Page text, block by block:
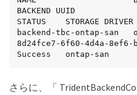
BACKEND UUID
STATUS    STORAGE
backend-tbc-ontap-san
8d24fce7-6f60-4d4a-8ef6-
Success   ontap-san
さらに、「